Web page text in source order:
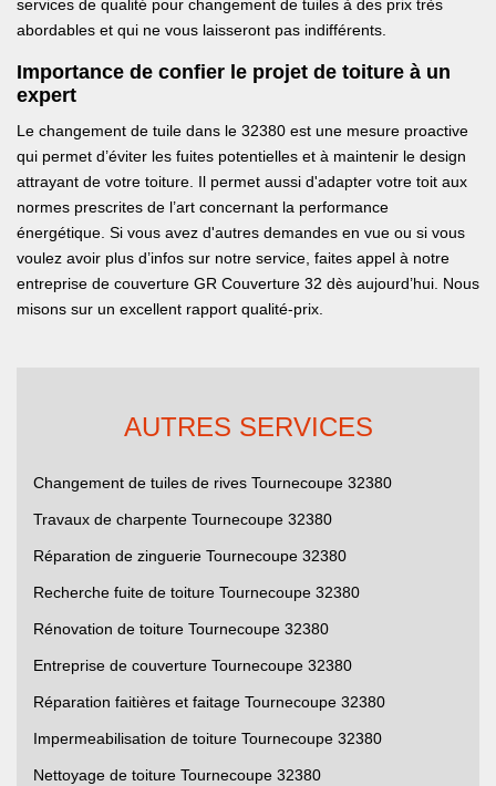
services de qualité pour changement de tuiles à des prix très
abordables et qui ne vous laisseront pas indifférents.
Importance de confier le projet de toiture à un
expert
Le changement de tuile dans le 32380 est une mesure proactive
qui permet d’éviter les fuites potentielles et à maintenir le design
attrayant de votre toiture. Il permet aussi d'adapter votre toit aux
normes prescrites de l’art concernant la performance
énergétique. Si vous avez d'autres demandes en vue ou si vous
voulez avoir plus d’infos sur notre service, faites appel à notre
entreprise de couverture GR Couverture 32 dès aujourd’hui. Nous
misons sur un excellent rapport qualité-prix.
AUTRES SERVICES
Changement de tuiles de rives Tournecoupe 32380
Travaux de charpente Tournecoupe 32380
Réparation de zinguerie Tournecoupe 32380
Recherche fuite de toiture Tournecoupe 32380
Rénovation de toiture Tournecoupe 32380
Entreprise de couverture Tournecoupe 32380
Réparation faitières et faitage Tournecoupe 32380
Impermeabilisation de toiture Tournecoupe 32380
Nettoyage de toiture Tournecoupe 32380